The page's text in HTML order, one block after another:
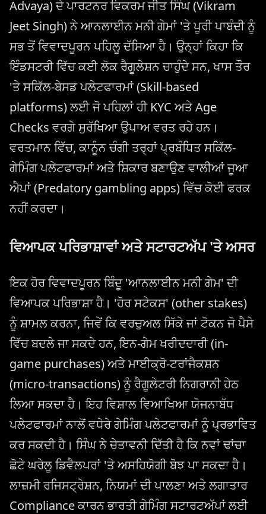
Advaya) ਦੇ ਪਾਰਟਨਰ ਵਿਕਰਮ ਜੀਤ ਸਿੰਘ (Vikram
Jeet Singh) ਨੇ ਆਨਲਾਈਨ ਮਨੀ ਗੇਮਾਂ 'ਤੇ ਪੂਰੀ ਪਾਬੰਦੀ ਨੂੰ
ਸਭ ਤੋਂ ਵਿਵਾਦਪੂਰਨ ਪਹਿਲੂ ਦੱਸਿਆ ਹੈ। ਉਨ੍ਹਾਂ ਕਿਹਾ ਕਿ
ਇੰਡਸਟਰੀ ਵਿੱਚ ਕਈ ਲੋਕ ਰੈਗੂਲੇਸ਼ਨ ਚਾਹੁੰਦੇ ਸਨ, ਖਾਸ ਤੌਰ
'ਤੇ ਸਕਿੱਲ-ਬੇਸਡ ਪਲੇਟਫਾਰਮਾਂ (Skill-based
platforms) ਲਈ ਜੋ ਪਹਿਲਾਂ ਹੀ KYC ਅਤੇ Age
Checks ਵਰਗੇ ਸੁਰੱਖਿਆ ਉਪਾਅ ਵਰਤ ਰਹੇ ਹਨ।
ਵਰਤਮਾਨ ਵਿੱਚ, ਕਾਨੂੰਨ ਚੰਗੀ ਤਰ੍ਹਾਂ ਪ੍ਰਬੰਧਿਤ ਸਕਿੱਲ-
ਗੇਮਿੰਗ ਪਲੇਟਫਾਰਮਾਂ ਅਤੇ ਸ਼ਿਕਾਰ ਬਣਾਉਣ ਵਾਲੀਆਂ ਜੂਆ
ਐਪਾਂ (Predatory gambling apps) ਵਿੱਚ ਕੋਈ ਫਰਕ
ਨਹੀਂ ਕਰਦਾ।
ਵਿਆਪਕ ਪਰਿਭਾਸ਼ਾਵਾਂ ਅਤੇ ਸਟਾਰਟਅੱਪ 'ਤੇ ਅਸਰ
ਇਕ ਹੋਰ ਵਿਵਾਦਪੂਰਨ ਬਿੰਦੂ 'ਆਨਲਾਈਨ ਮਨੀ ਗੇਮ' ਦੀ
ਵਿਆਪਕ ਪਰਿਭਾਸ਼ਾ ਹੈ। 'ਹੋਰ ਸਟੇਕਸ' (other stakes)
ਨੂੰ ਸ਼ਾਮਲ ਕਰਨਾ, ਜਿਵੇਂ ਕਿ ਵਰਚੁਅਲ ਸਿੱਕੇ ਜਾਂ ਟੋਕਨ ਜੋ ਪੈਸੇ
ਵਿੱਚ ਬਦਲੇ ਜਾ ਸਕਦੇ ਹਨ, ਇਨ-ਗੇਮ ਖਰੀਦਦਾਰੀ (in-
game purchases) ਅਤੇ ਮਾਈਕ੍ਰੋ-ਟਰਾਂਜੈਕਸ਼ਨ
(micro-transactions) ਨੂੰ ਰੈਗੂਲੇਟਰੀ ਨਿਗਰਾਨੀ ਹੇਠ
ਲਿਆ ਸਕਦਾ ਹੈ। ਇਹ ਵਿਸ਼ਾਲ ਵਿਆਖਿਆ ਯੋਜਨਾਬੱਧ
ਪਲੇਟਫਾਰਮਾਂ ਨਾਲੋਂ ਵਧੇਰੇ ਗੇਮਿੰਗ ਪਲੇਟਫਾਰਮਾਂ ਨੂੰ ਪ੍ਰਭਾਵਿਤ
ਕਰ ਸਕਦੀ ਹੈ। ਸਿੰਘ ਨੇ ਚੇਤਾਵਨੀ ਦਿੱਤੀ ਹੈ ਕਿ ਨਵਾਂ ਢਾਂਚਾ
ਛੋਟੇ ਘਰੇਲੂ ਡਿਵੈਲਪਰਾਂ 'ਤੇ ਅਸਹਿਯੋਗੀ ਬੋਝ ਪਾ ਸਕਦਾ ਹੈ।
ਲਾਜ਼ਮੀ ਰਜਿਸਟ੍ਰੇਸ਼ਨ, ਨਿਯਮਾਂ ਦੀ ਪਾਲਣਾ ਅਤੇ ਲਗਾਤਾਰ
Compliance ਕਾਰਨ ਭਾਰਤੀ ਗੇਮਿੰਗ ਸਟਾਰਟਅੱਪਾਂ ਲਈ